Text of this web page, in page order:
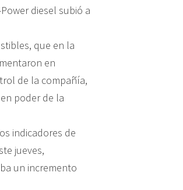
diesel subió a
que en la
en
de la compañía,
poder de la
indicadores de
jueves,
un incremento